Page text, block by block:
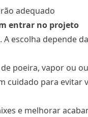
adequado
entrar no projeto
escolha depende
poeira, vapor ou
cuidado para evitar
e melhorar